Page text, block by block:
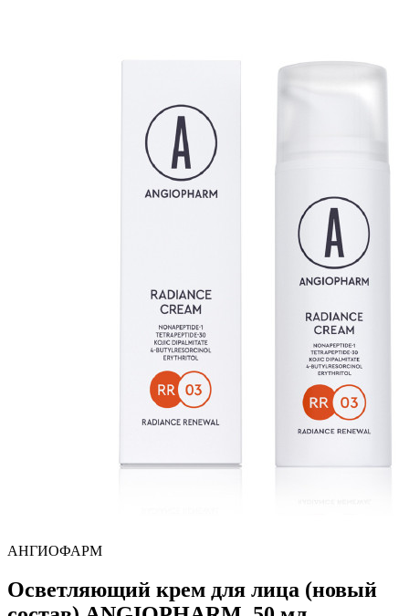
АНГИОФАРМ
Осветляющий крем для лица (новый